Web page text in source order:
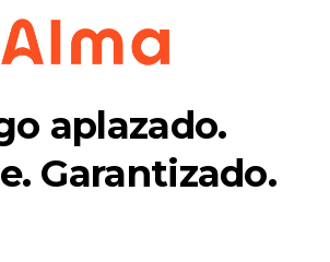
aplazado.
Garantizado.